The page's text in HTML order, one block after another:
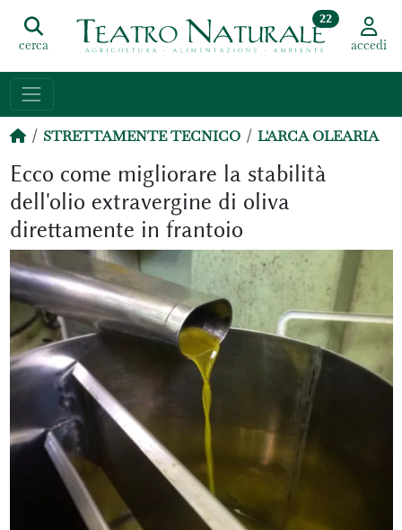
cerca
22
accedi
STRETTAMENTE TECNICO L'ARCA OLEARIA
Ecco come migliorare la stabilità
dell'olio extravergine di oliva
direttamente in frantoio